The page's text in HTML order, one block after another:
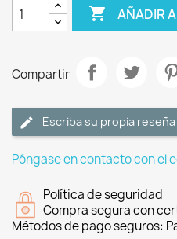
 AÑADIR
Compartir
Escriba su propia reseña
Póngase en contacto con el
Política de seguridad
Compra segura con
Métodos de pago seguros: